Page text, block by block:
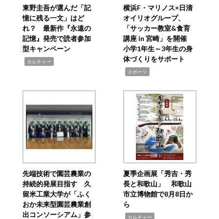
東野圭吾が選んだ「記
憶に残る一文」はど
れ？ 最新作『永遠の
記憶』発売で読者参加
型キャンペーン
カルチャー
横浜F・マリノス×日清
オイリオグループ、
「サッカー教室&食育
講座 in 宮崎」を開催
小学1年生～3年生の身
体づくりをサポート
スポーツ
先端技術で園芸農業の
持続的発展目指す 久
留米工業大学が「ふく
おか未来型園芸農業創
出コンソーシアム」参
夏季企画展「秀吉・秀
長と和歌山」 和歌山
市立博物館で8月8日か
ら
カルチャー